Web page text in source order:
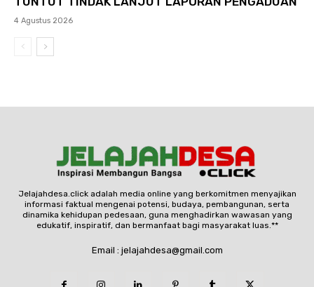
4 Agustus 2026
Jelajahdesa.click adalah media online yang berkomitmen menyajikan
informasi faktual mengenai potensi, budaya, pembangunan, serta
dinamika kehidupan pedesaan, guna menghadirkan wawasan yang
edukatif, inspiratif, dan bermanfaat bagi masyarakat luas.**
Email : jelajahdesa@gmail.com